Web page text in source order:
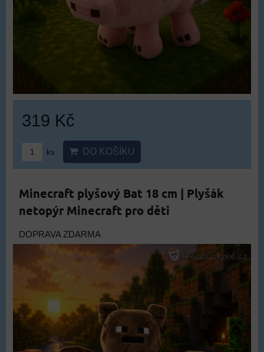
319 Kč
ks DO KOŠÍKU
Minecraft plyšový Bat 18 cm | Plyšák
netopýr Minecraft pro děti
DOPRAVA ZDARMA